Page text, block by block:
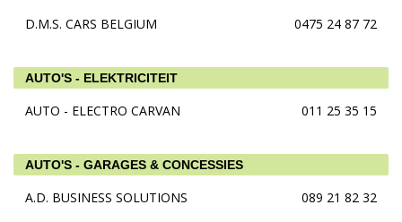
D.M.S. CARS BELGIUM
0475 24 87 72
AUTO'S - ELEKTRICITEIT
AUTO - ELECTRO CARVAN 011 25 35 15
AUTO'S - GARAGES & CONCESSIES
A.D. BUSINESS SOLUTIONS
089 21 82 32